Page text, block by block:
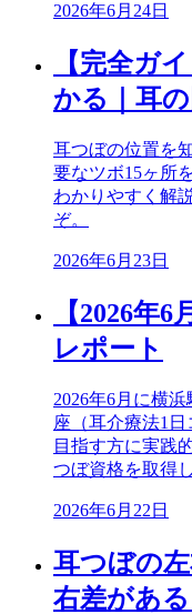
2026年6月24日
【完全ガ
かる｜耳
耳つぼの位置を
要なツボ15ヶ所
わかりやすく解
ぞ。
2026年6月23日
【2026年
レポート
2026年6月に横
座（耳介療法1
目指す方に実践
つぼ資格を取得
2026年6月22日
耳つぼの
右差があ